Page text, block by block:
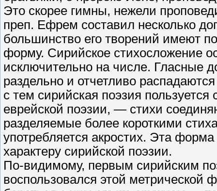
Это скорее гимны, нежели
преп. Ефрем составил несколько
большинство его творений имеют
форму. Сирийское стихосложение
исключительно на числе. Гласные
раздельно и отчетливо
с тем сирийская поэзия
еврейской поэзии, — стихи
разделяемые более короткими
употребляется акростих. Эта
характеру сирийской поэзии.
По-видимому, первым сирийским
воспользовался этой